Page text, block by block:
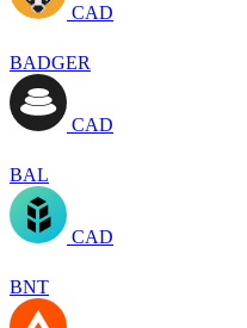
CAD
BADGER
CAD
BAL
CAD
BNT